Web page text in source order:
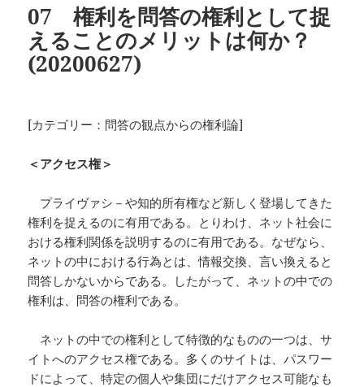
ー
07 権利を問答の権利として捉
えることのメリットは何か？
(20200627)
[カテゴリー：問答の観点からの権利論]
＜アクセス権＞
プライヴァシ－や知的所有権など新しく登場してきた
権利を捉えるのに有用である。とりわけ、ネット社会に
おける権利関係を説明するのに有用である。なぜなら、
ネットの中における行為とは、情報交換、言い換えると
問答しかないからである。したがって、ネットの中での
権利は、問答の権利である。
ネットの中での権利として特徴的なものの一つは、サ
イトへのアクセス権である。多くのサイトは、パスワー
ドによって、特定の個人や集団にだけアクセス可能なも